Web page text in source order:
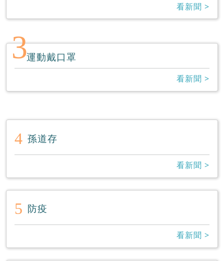
看新聞 >
3運動戴口罩
看新聞 >
4 孫道存
看新聞 >
5 防疫
看新聞 >